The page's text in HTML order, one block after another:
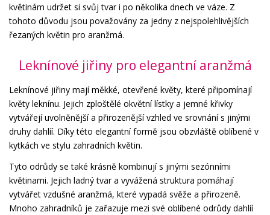
květinám udržet si svůj tvar i po několika dnech ve váze. Z
tohoto důvodu jsou považovány za jedny z nejspolehlivějších
řezaných květin pro aranžmá.
Leknínové jiřiny pro elegantní aranžmá
Leknínové jiřiny mají měkké, otevřené květy, které připomínají
květy leknínu. Jejich zploštělé okvětní lístky a jemné křivky
vytvářejí uvolněnější a přirozenější vzhled ve srovnání s jinými
druhy dahlíí. Díky této elegantní formě jsou obzvláště oblíbené v
kytkách ve stylu zahradních květin.
Tyto odrůdy se také krásně kombinují s jinými sezónními
květinami. Jejich ladný tvar a vyvážená struktura pomáhají
vytvářet vzdušné aranžmá, které vypadá svěže a přirozeně.
Mnoho zahradníků je zařazuje mezi své oblíbené odrůdy dahlíí